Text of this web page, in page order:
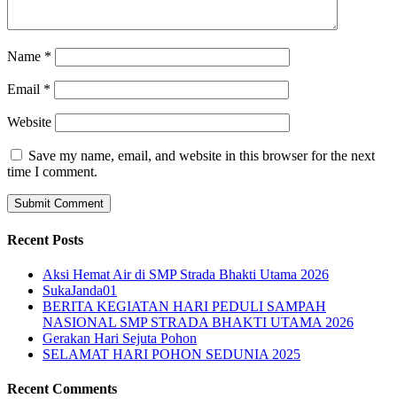
Name *
Email *
Website
Save my name, email, and website in this browser for the next
time I comment.
Recent Posts
Aksi Hemat Air di SMP Strada Bhakti Utama 2026
SukaJanda01
BERITA KEGIATAN HARI PEDULI SAMPAH
NASIONAL SMP STRADA BHAKTI UTAMA 2026
Gerakan Hari Sejuta Pohon
SELAMAT HARI POHON SEDUNIA 2025
Recent Comments